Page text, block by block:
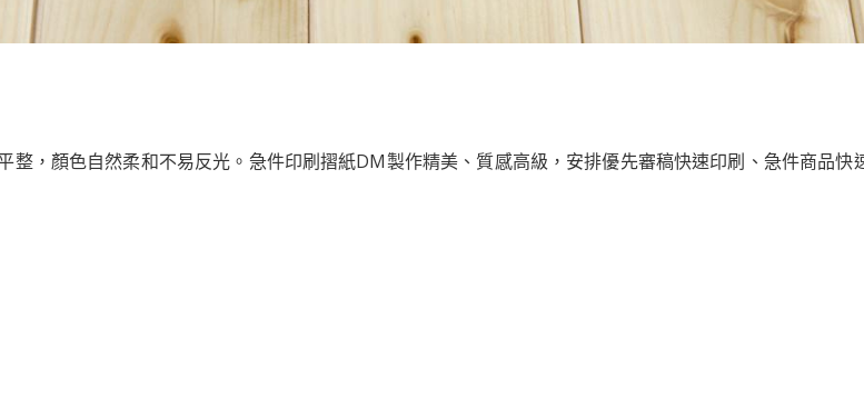
整，顏色自然柔和不易反光。急件印刷摺紙DM製作精美、質感高級，安排優先審稿快速印刷、急件商品快